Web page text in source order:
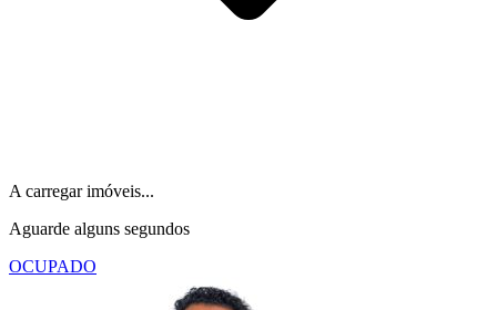
A carregar imóveis...
Aguarde alguns segundos
OCUPADO